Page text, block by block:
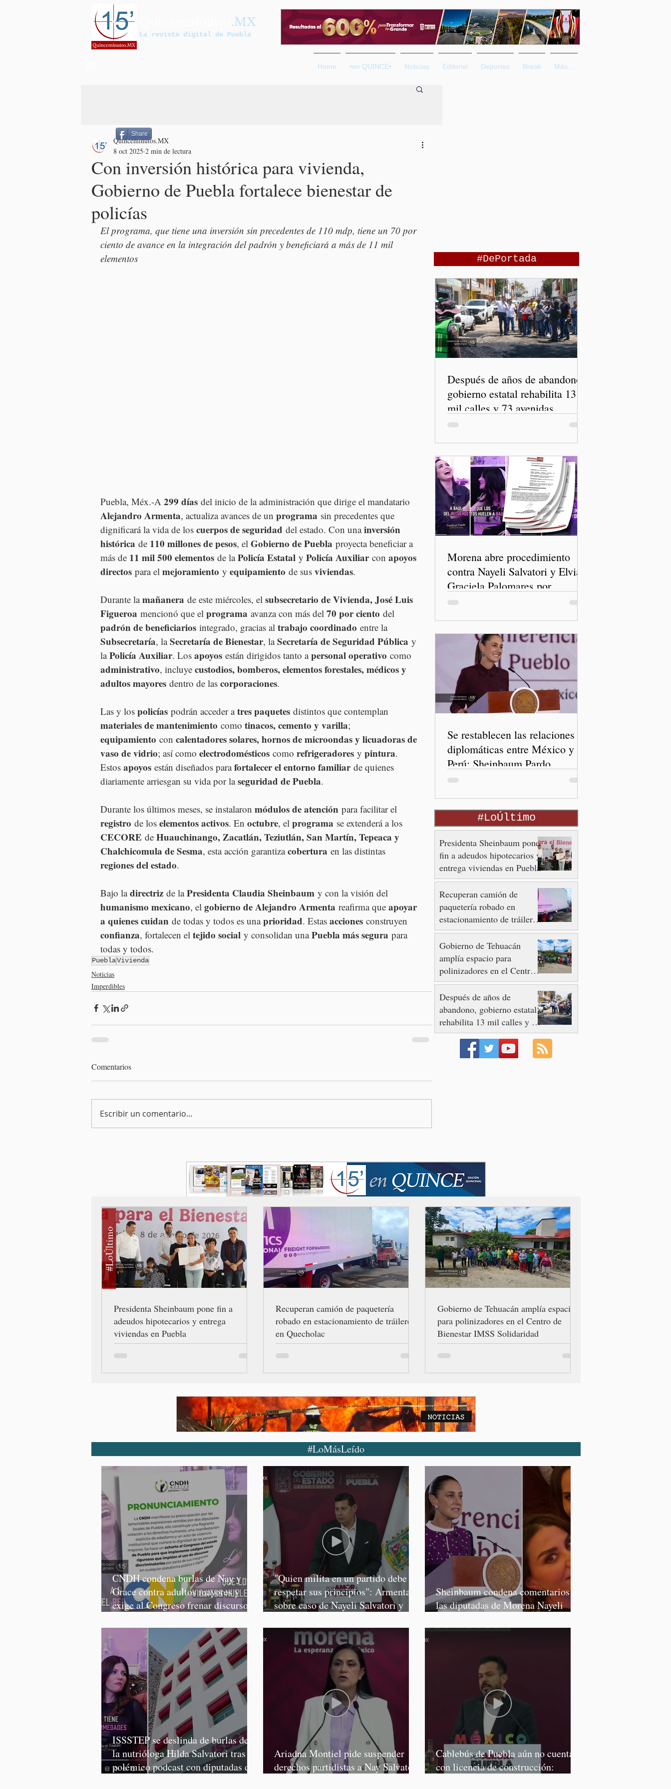
.MX
La revista digital de Puebla
Home •en QUINCE• Noticias Editorial Deportes Break Más...
Con inversión histórica para vivienda,
Gobierno de Puebla fortalece bienestar de
policías
Quinceminutos.MX
8 oct 2025 2 min de lectura
El programa, que tiene una inversión sin precedentes de 110 mdp, tiene un 70 por
ciento de avance en la integración del padrón y beneficiará a más de 11 mil
elementos
Puebla, Méx.-A 299 días del inicio de la administración que dirige el mandatario
Alejandro Armenta, actualiza avances de un programa sin precedentes que
dignificará la vida de los cuerpos de seguridad del estado. Con una inversión
histórica de 110 millones de pesos, el Gobierno de Puebla proyecta beneficiar a
más de 11 mil 500 elementos de la Policía Estatal y Policía Auxiliar con apoyos
directos para el mejoramiento y equipamiento de sus viviendas.
Durante la mañanera de este miércoles, el subsecretario de Vivienda, José Luis
Figueroa mencionó que el programa avanza con más del 70 por ciento del
padrón de beneficiarios integrado, gracias al trabajo coordinado entre la
Subsecretaría, la Secretaría de Bienestar, la Secretaría de Seguridad Pública y
la Policía Auxiliar. Los apoyos están dirigidos tanto a personal operativo como
administrativo, incluye custodios, bomberos, elementos forestales, médicos y
adultos mayores dentro de las corporaciones.
Las y los policías podrán acceder a tres paquetes distintos que contemplan
materiales de mantenimiento como tinacos, cemento y varilla;
equipamiento con calentadores solares, hornos de microondas y licuadoras de
vaso de vidrio; así como electrodomésticos como refrigeradores y pintura.
Estos apoyos están diseñados para fortalecer el entorno familiar de quienes
diariamente arriesgan su vida por la seguridad de Puebla.
Durante los últimos meses, se instalaron módulos de atención para facilitar el
registro de los elementos activos. En octubre, el programa se extenderá a los
CECORE de Huauchinango, Zacatlán, Teziutlán, San Martín, Tepeaca y
Chalchicomula de Sesma, esta acción garantiza cobertura en las distintas
regiones del estado.
Bajo la directriz de la Presidenta Claudia Sheinbaum y con la visión del
humanismo mexicano, el gobierno de Alejandro Armenta reafirma que apoyar
a quienes cuidan de todas y todos es una prioridad. Estas acciones construyen
confianza, fortalecen el tejido social y consolidan una Puebla más segura para
todas y todos.
PueblaVivienda
Noticias
Imperdibles
Comentarios
Escribir un comentario...
Share
#DePortada
Después de años de abandono,
gobierno estatal rehabilita 13
mil calles y 73 avenidas
Morena abre procedimiento
contra Nayeli Salvatori y Elvia
Graciela Palomares por
discriminación y burlas
Se restablecen las relaciones
diplomáticas entre México y
Perú: Sheinbaum Pardo
#LoÚltimo
Presidenta Sheinbaum pone
fin a adeudos hipotecarios y
entrega viviendas en Puebla
Recuperan camión de
paquetería robado en
estacionamiento de tráileres
en Quecholac
Gobierno de Tehuacán
amplía espacio para
polinizadores en el Centro
de Bienestar IMSS
Solidaridad
Después de años de
abandono, gobierno estatal
rehabilita 13 mil calles y 73
avenidas
Presidenta Sheinbaum pone fin a
adeudos hipotecarios y entrega
viviendas en Puebla
Recuperan camión de paquetería
robado en estacionamiento de tráileres
en Quecholac
Gobierno de Tehuacán amplía espacio
para polinizadores en el Centro de
Bienestar IMSS Solidaridad
#LoÚltimo
#LoMásLeído
CNDH condena burlas de Nay y
Grace contra adultos mayores y
exige al Congreso frenar discursos
"Quien milita en un partido debe
respetar sus principios": Armenta,
sobre caso de Nayeli Salvatori y
Sheinbaum condena comentarios de
las diputadas de Morena Nayeli
ISSSTEP se deslinda de burlas de
la nutrióloga Hilda Salvatori tras
polémico podcast con diputadas de
Ariadna Montiel pide suspender
derechos partidistas a Nay Salvatori
Cablebús de Puebla aún no cuenta
con licencia de construcción: